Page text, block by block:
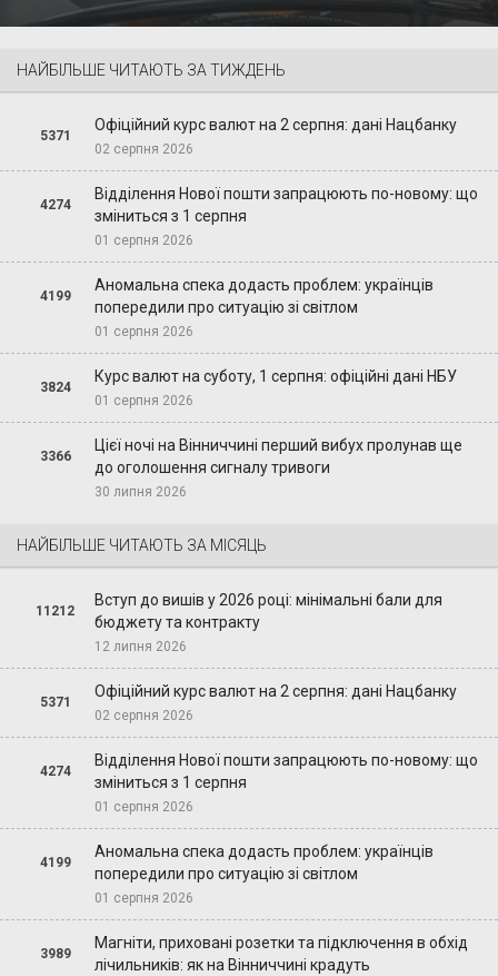
НАЙБІЛЬШЕ ЧИТАЮТЬ ЗА ТИЖДЕНЬ
5371
Офіційний курс валют на 2 серпня: дані Нацбанку
02 серпня 2026
4274
Відділення Нової пошти запрацюють по-новому: що
зміниться з 1 серпня
01 серпня 2026
4199
Аномальна спека додасть проблем: українців
попередили про ситуацію зі світлом
01 серпня 2026
3824
Курс валют на суботу, 1 серпня: офіційні дані НБУ
01 серпня 2026
3366
Цієї ночі на Вінниччині перший вибух пролунав ще
до оголошення сигналу тривоги
30 липня 2026
НАЙБІЛЬШЕ ЧИТАЮТЬ ЗА МІСЯЦЬ
11212
Вступ до вишів у 2026 році: мінімальні бали для
бюджету та контракту
12 липня 2026
5371
Офіційний курс валют на 2 серпня: дані Нацбанку
02 серпня 2026
4274
Відділення Нової пошти запрацюють по-новому: що
зміниться з 1 серпня
01 серпня 2026
4199
Аномальна спека додасть проблем: українців
попередили про ситуацію зі світлом
01 серпня 2026
3989
Магніти, приховані розетки та підключення в обхід
лічильників: як на Вінниччині крадуть